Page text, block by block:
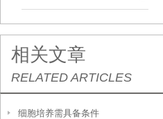
相关文章
RELATED ARTICLES
细胞培养需具备条件